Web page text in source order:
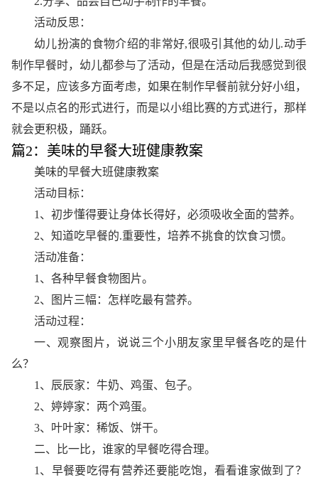
活动反思：
幼儿扮演的食物介绍的非常好,很吸引其他的幼儿.动手
制作早餐时，幼儿都参与了活动，但是在活动后我感觉到很
多不足，应该多方面考虑，如果在制作早餐前就分好小组，
不是以点名的形式进行，而是以小组比赛的方式进行，那样
就会更积极，踊跃。
篇2：美味的早餐大班健康教案
美味的早餐大班健康教案
活动目标：
1、初步懂得要让身体长得好，必须吸收全面的营养。
2、知道吃早餐的.重要性，培养不挑食的饮食习惯。
活动准备：
1、各种早餐食物图片。
2、图片三幅：怎样吃最有营养。
活动过程：
一、观察图片，说说三个小朋友家里早餐各吃的是什
么？
1、辰辰家：牛奶、鸡蛋、包子。
2、婷婷家：两个鸡蛋。
3、叶叶家：稀饭、饼干。
二、比一比，谁家的早餐吃得合理。
1、早餐要吃得有营养还要能吃饱，看看谁家做到了？